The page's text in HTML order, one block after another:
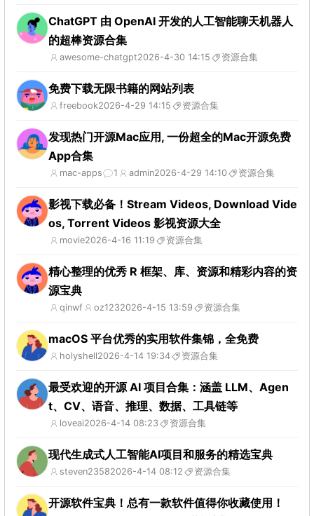
ChatGPT 由 OpenAI 开发的人工智能聊天机器人
的超棒资源合集
awesome-chatgpt2026-4-30 14:15 资源合集
免费下载无限书籍的网站列表
freebook2026-4-29 14:15 资源合集
发现热门开源Mac应用, 一份超全的Mac开源免费
App合集
mac-apps 1 admin2026-4-29 14:10 资源合集
影视下载必备！Stream Videos, Download Vide
os, Torrent Videos 影视资源大全
movie2026-4-16 11:19 资源合集
精心整理的优秀 R 框架、库、资源和精彩内容的资
源宝典
qinwf oz1232026-4-15 13:59 资源合集
macOS 平台优秀的实用软件集锦，全免费
holyshell2026-4-14 19:34 资源合集
最受欢迎的开源 AI 项目合集：涵盖 LLM、Agen
t、CV、语音、推理、数据、工具链等
loveai2026-4-14 08:23 资源合集
现代生成式人工智能AI项目和服务的精选宝典
steven23582026-4-14 08:12 资源合集
开源软件宝典！总有一款软件值得你收藏使用！